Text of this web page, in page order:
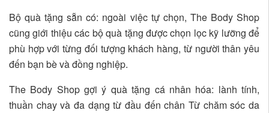
Bộ quà tặng sẵn có: ngoài việc tự chọn, The Body Shop
cũng giới thiệu các bộ quà tặng được chọn lọc kỹ lưỡng để
phù hợp với từng đối tượng khách hàng, từ người thân yêu
đến bạn bè và đồng nghiệp.
The Body Shop gợi ý quà tặng cá nhân hóa: lành tính,
thuần chay và đa dạng từ đầu đến chân Từ chăm sóc da